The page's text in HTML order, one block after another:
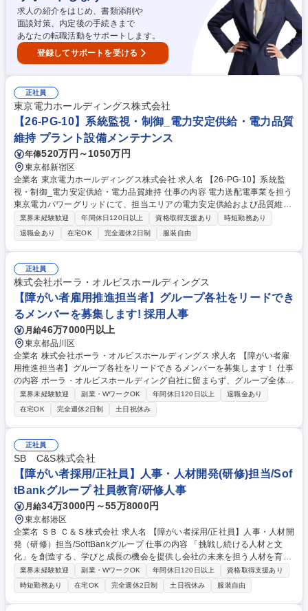
求人の紹介をはじめ、書類添削や
面談対策、内定後の手続きまで
あなたの転職活動をサポートします。
登録してサポートを受ける
正社員
東京電力ホールディングス株式会社
【26-PG-10】系統監視・制御_電力安定供給・電力品質
維持 プラント設備メンテナンス
年俸520万円～1050万円
東京都新宿区
企業名 東京電力ホールディングス株式会社 求人名 【26-PG-10】系統監
視・制御_電力安定供給・電力品質維持 仕事の内容 電力送配電事業を担う
東京電力パワーグリッドにて、担当エリアの電力安定供給および品質維持
を目的とした以下業務をご経験に応じてご担当。 ■電力系統の監視・制御
業務：発電所、送電線、変電所から構成される 担当エリアの電力系統全体
を監視し、電圧の変化・電力の流れをリアルタイムで監視・制御。 ■事
故・トラブル対応：事故やトラブル発生時には、チームメンバーと連携の
上、迅速・適確に復旧操作を実施(色の違いを判断した、緊急なシステム
操作あり) ■社内への情報発信：電力系統の異常時や事故発生時に発生状
況、復旧見込みなどを迅速に社内共有し、関係箇所との協力体制の強化を
行う。 募集職種 【26-PG-10】系統監視・制御_電力安定供給・電力品質
維持
業界未経験歓迎 年間休日120日以上 資格取得支援あり
時短勤務あり
退職金あり
在宅OK 完全週休2日制 服装自由
正社員
株式会社ポーラ・オルビスホールディングス
【障がい者雇用推進担当者】グループ各社をリードでき
るメンバーを募集します! 採用人事
月給46万7000円以上
東京都品川区
企業名 株式会社ポーラ・オルビスホールディングス 求人名 【障がい者雇
用推進担当者】グループ各社をリードできるメンバーを募集します！ 仕事
の内容 ポーラ・オルビスホールディング自社に留まらず、グループ全体の
障がい者雇用を推進・発展させるべく、中核メンバーとして以下の業務を
担っていただきます。 【詳細】（1）グループ及び自社の障がい者雇用推
進におけるKGI・KPIの設定およびその進捗管理 （2）障がい者雇用に係る
自社の採用計画立案、採用活動全般、またグループ各社の採用・定着支援
業務 （3）グループ算定特例の導入準備、導入後の運用体制・ルールの環
境構築及び運営 （4）関係機関との渉外・広報機能：養護学校、就労支援
センター、NPO団体等とのコネクション形成（労働市場とのパイプづく
り） 募集職種 【障がい者雇用推進担当者】グループ各社をリードできる
メンバーを募集します！
業界未経験歓迎 副業・WワークOK 年間休日120日以上
退職金あり
在宅OK
完全週休2日制 土日祝休み
正社員
SB C&S株式会社
【障がい者採用/正社員】人事・人材開発(研修)担当/Sof
tBankグループ 社員教育/研修人事
月給34万3000円～55万8000円
東京都港区
企業名 ＳＢ Ｃ＆Ｓ株式会社 求人名 【障がい者採用/正社員】人事・人材開
発（研修）担当/SoftBankグループ 仕事の内容 「挑戦し続ける人材と文
化」を創造する、学びと成長の機会を提供し会社の未来を担う人材を育成
することをミッションに、人材開発および社員研修の企画・運営全般をお
任せします。 【詳細】 ・研修体系の構築、スケジュール管理、実施運
営、KPI管理 ・研修の新規企画立案、関係部署との調整、実施後の効果測
定 ・社内研修のファシリテーション、講師対応・育成、社外研修ベンダー
業界未経験歓迎 副業・WワークOK 年間休日120日以上
資格取得支援あり
時短勤務あり
在宅OK 完全週休2日制 土日祝休み 服装自由